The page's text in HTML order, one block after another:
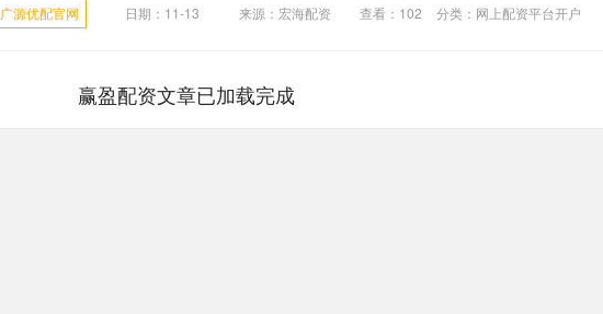
广源优配官网 日期：11-13 来源：宏海配资 查看： 102 分类： 网上配资平台开户
赢盈配资文章已加载完成